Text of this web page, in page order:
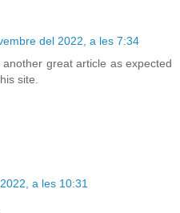
del 2022, a les 7:34
great article as expected
site.
a les 10:31